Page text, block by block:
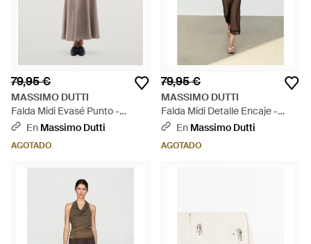
79,95 €
MASSIMO DUTTI
Falda Midi Evasé Punto -
Neutro
En Massimo Dutti
AGOTADO
79,95 €
MASSIMO DUTTI
Falda Midi Detalle Encaje -
Marrón
En Massimo Dutti
AGOTADO